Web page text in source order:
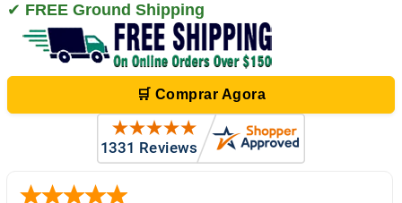
✔ FREE Ground Shipping
🛒 Comprar Agora